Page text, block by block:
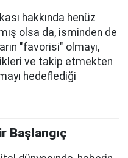
hakkında henüz
olsa da, isminden de
"favorisi" olmayı,
ve takip etmekten
hedeflediği
Başlangıç